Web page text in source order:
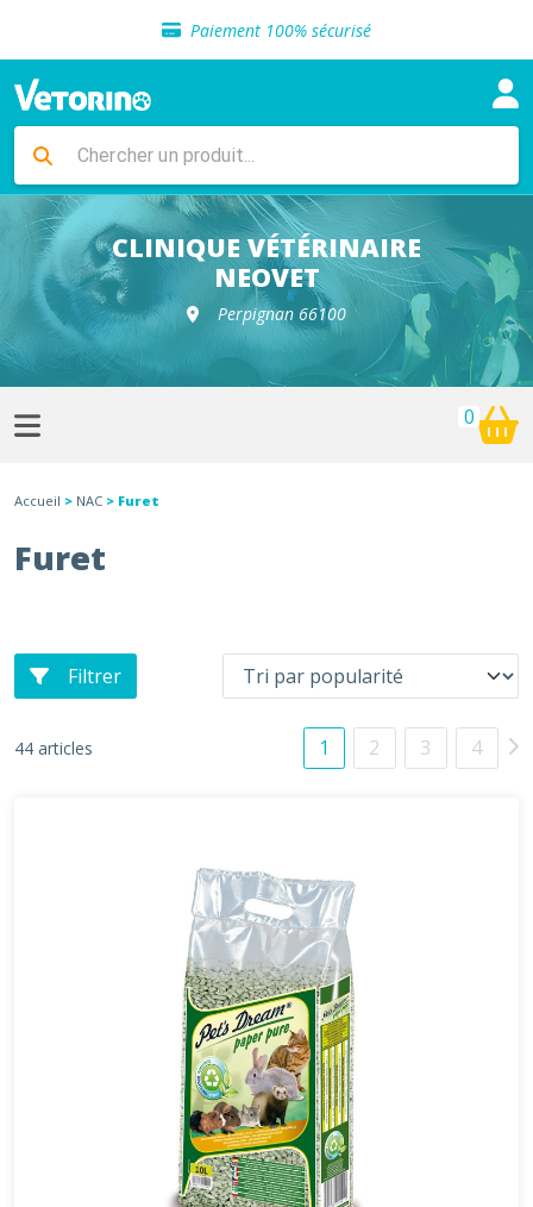
Paiement 100% sécurisé
Livraison gratuite en clinique vétérinaire
Sélection de croquettes vétérinaire
Livraison gratuite en clinique vétérinaire
Retour gratuit en clinique
Sélection de croquettes vétérinaire
CLINIQUE VÉTÉRINAIRE
NEOVET
Perpignan 66100
0
Accueil > NAC > Furet
Furet
Filtrer
44 articles 1 2 3 4